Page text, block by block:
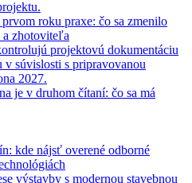
roku praxe: čo sa zmenilo
a zhotoviteľa
je v druhom čítaní: čo sa má
kde nájsť overené odborné